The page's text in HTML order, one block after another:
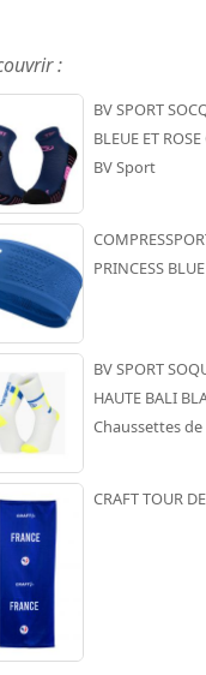
:
BV SPORT
BLEUE ET
BV Sport
PRINCESS
BV SPORT
HAUTE BALI
Chaussettes
CRAFT TOUR